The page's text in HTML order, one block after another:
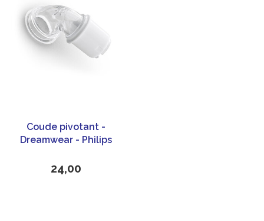
Coude pivotant -
Dreamwear - Philips
24,00